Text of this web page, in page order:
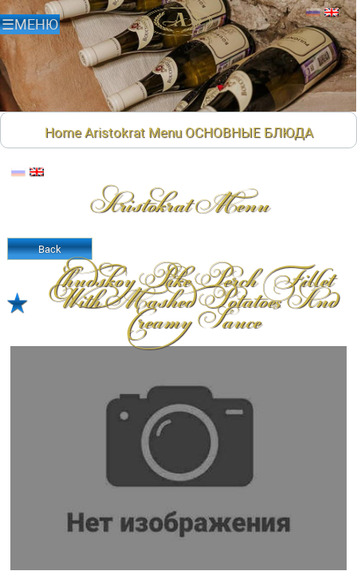
Home Aristokrat Menu ОСНОВНЫЕ БЛЮДА
Aristokrat Menu
Back
Chudskoy Pike Perch Fillet
With Mashed Potatoes And
Creamy Sauce